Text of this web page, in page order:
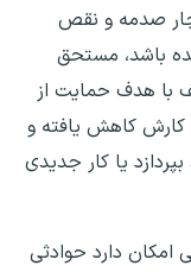
صدمه و نقص
باشد، مستحق
با هدف حمایت از
کارش کاهش یافته و
یا کار جدیدی
امکان دارد حوادثی